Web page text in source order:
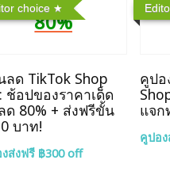
choice
80%
ลด TikTok Shop
ช้อปของราคาเด็ด
80% + ส่งฟรีขั้น
บาท!
ส่งฟรี ฿300 off
คูปอ
แจก
คูปอ